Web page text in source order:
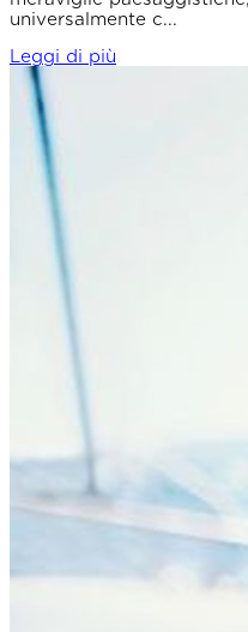
universalmente c...
Leggi di più